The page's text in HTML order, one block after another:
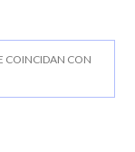
COINCIDAN CON